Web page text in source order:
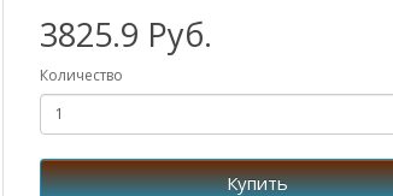
3825.9 Руб.
Количество
Купить